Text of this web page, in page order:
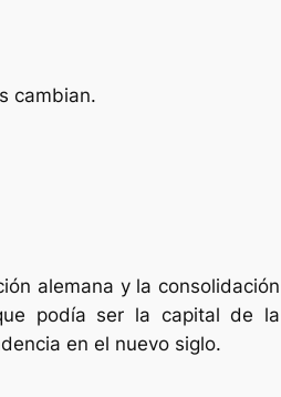
cambian.
alemana y la consolidación
podía ser la capital de la
en el nuevo siglo.